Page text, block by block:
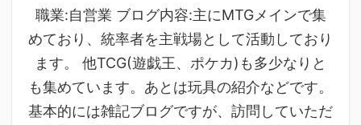
職業:自営業 ブログ内容:主にMTGメインで集
めており、統率者を主戦場として活動しており
ます。 他TCG(遊戯王、ポケカ)も多少なりと
も集めています。あとは玩具の紹介などです。
基本的には雑記ブログですが、訪問していただ